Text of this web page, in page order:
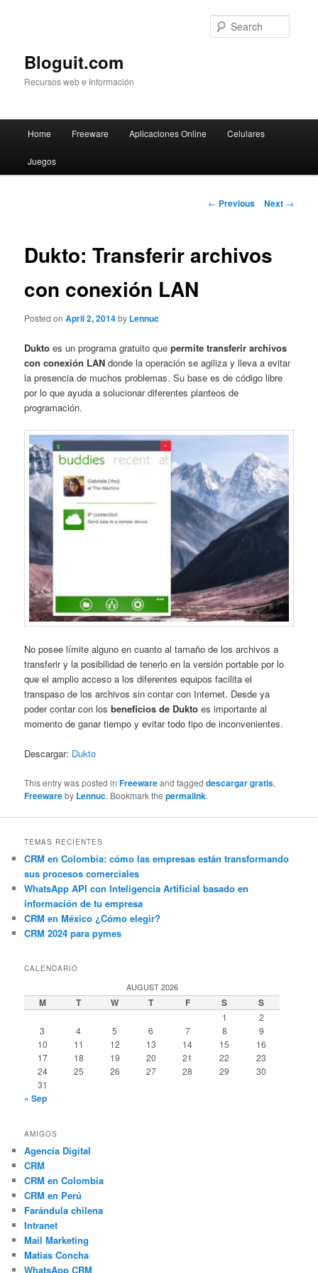
Bloguit.com
Recursos web e Información
Skip
to
Home Freeware Aplicaciones Online Celulares
Juegos
Post
← Previous Next →
Dukto: Transferir archivos
con conexión LAN
Posted onApril 2, 2014by Lennuc
Dukto es un programa gratuito quepermite transferir archivos
con conexión LAN donde la operación se agiliza y lleva a evitar
la presencia de muchos problemas. Su base es de código libre
por lo que ayuda a solucionar diferentes planteos de
programación.
No posee límite alguno en cuanto al tamaño de los archivos a
transferir y la posibilidad de tenerlo en la versión portable por lo
que el amplio acceso a los diferentes equipos facilita el
transpaso de los archivos sin contar con Internet. Desde ya
poder contar con losbeneficios de Dukto es importante al
momento de ganar tiempo y evitar todo tipo de inconvenientes.
Descargar: Dukto
This entry was posted inFreewareand taggeddescargar gratis,
Freewareby Lennuc. Bookmark thepermalink.
TEMAS RECIENTES
CRM en Colombia: cómo las empresas están transformando
sus procesos comerciales
WhatsApp API con Inteligencia Artificial basado en
información de tu empresa
CRM en México ¿Cómo elegir?
CRM 2024 para pymes
CALENDARIO
AUGUST 2026
M T W T F S S
1
2
3
4 5 6 7 8
9
10
11 12 13 14 15
16
17
18 19 20 21 22
23
24
25 26 27 28 29
30
31
« Sep
AMIGOS
Agencia Digital
CRM
CRM en Colombia
CRM en Perú
Farándula chilena
Intranet
Mail Marketing
Matias Concha
WhatsApp CRM